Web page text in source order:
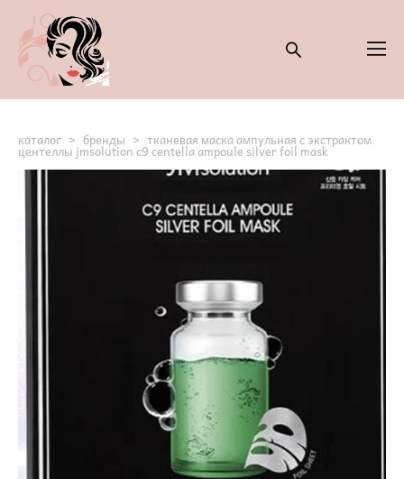
каталог > бренды > тканевая маска ампульная с экстрактом
центеллы jmsolution c9 centella ampoule silver foil mask